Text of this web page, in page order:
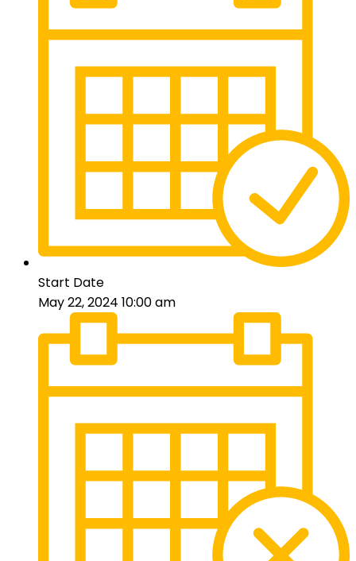
Start Date
May 22, 2024 10:00 am